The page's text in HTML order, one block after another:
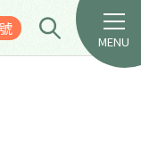
MENU